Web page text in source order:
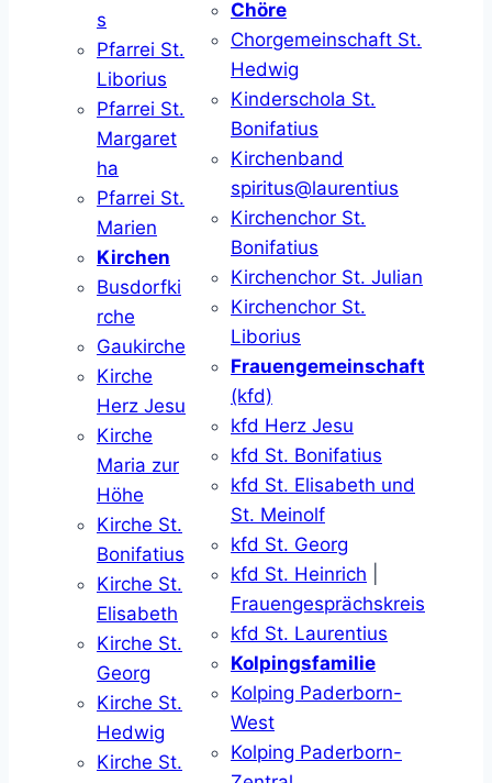
s
Pfarrei St.
Liborius
Pfarrei St.
Margaret
ha
Pfarrei St.
Marien
Kirchen
Busdorfki
rche
Gaukirche
Kirche
Herz Jesu
Kirche
Maria zur
Höhe
Kirche St.
Bonifatius
Kirche St.
Elisabeth
Kirche St.
Georg
Kirche St.
Hedwig
Kirche St.
Chöre
Chorgemeinschaft St.
Hedwig
Kinderschola St.
Bonifatius
Kirchenband
spiritus@laurentius
Kirchenchor St.
Bonifatius
Kirchenchor St. Julian
Kirchenchor St.
Liborius
Frauengemeinschaft
(kfd)
kfd Herz Jesu
kfd St. Bonifatius
kfd St. Elisabeth und
St. Meinolf
kfd St. Georg
kfd St. Heinrich
Frauengesprächskreis
kfd St. Laurentius
Kolpingsfamilie
Kolping Paderborn-
West
Kolping Paderborn-